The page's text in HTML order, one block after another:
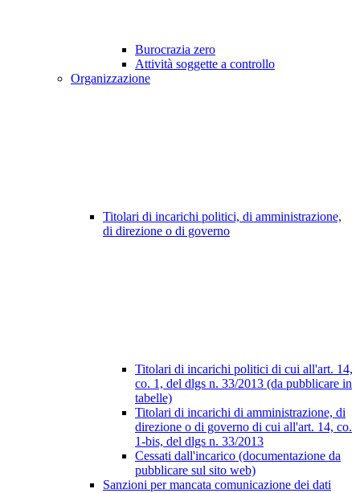
Burocrazia zero
Attività soggette a controllo
Organizzazione
Titolari di incarichi politici, di amministrazione,
di direzione o di governo
Titolari di incarichi politici di cui all'art. 14,
co. 1, del dlgs n. 33/2013 (da pubblicare in
tabelle)
Titolari di incarichi di amministrazione, di
direzione o di governo di cui all'art. 14, co.
1-bis, del dlgs n. 33/2013
Cessati dall'incarico (documentazione da
pubblicare sul sito web)
Sanzioni per mancata comunicazione dei dati